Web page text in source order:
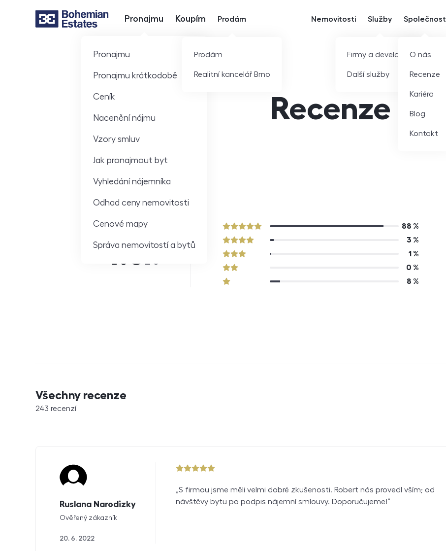
Hlavní nabídka
Pronajmu
Pronajmu
Pronajmu krátkodobě
Ceník
Nacenění nájmu
Vzory smluv
Jak pronajmout byt
Vyhledání nájemníka
Odhad ceny nemovitosti
Cenové mapy
Správa nemovitostí a bytů
Koupím Prodám
Prodám
Realitní kancelář Brno
Nemovitosti Služby
Firmy a developeři
Další služby
Společnost
O nás
Recenze
Kariéra
Blog
Kontakt
Recenze
4.6z 5
5 z 5
88 %
4 z 5
3 %
3 z 5
1 %
2 z 5
0 %
1 z 5
8 %
Všechny recenze
243 recenzí
Ruslana Narodizky
Ověřený zákazník
5 z 5
20. 6. 2022
S firmou jsme měli velmi dobré zkušenosti. Robert nás provedl vším; od
návštěvy bytu po podpis nájemní smlouvy. Doporučujeme!